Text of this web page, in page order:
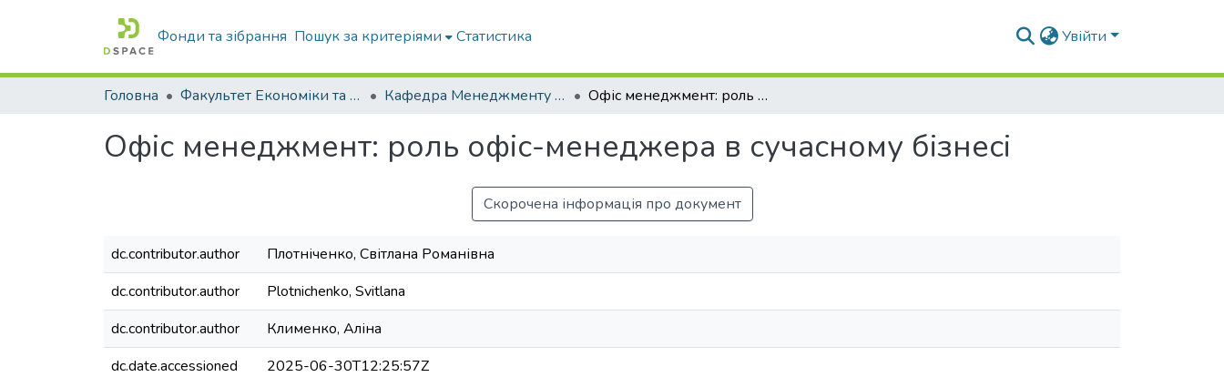
Фонди та зібрання Пошук за критеріями Статистика Увійти
Головна Факультет Економіки та бізнесу Кафедра Менеджменту та публічного адміністрування Офіс менеджмент: роль офіс-менеджера в сучасному бізнесі
Офіс менеджмент: роль офіс-менеджера в сучасному бізнесі
Скорочена інформація про документ
dc.contributor.author
Плотніченко, Світлана Романівна
dc.contributor.author
Plotnichenko, Svitlana
dc.contributor.author
Клименко, Аліна
dc.date.accessioned
2025-06-30T12:25:57Z